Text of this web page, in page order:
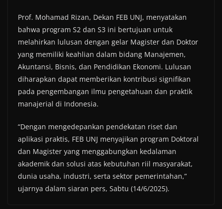
Prof. Mohamad Rizan, Dekan FEB UNJ, menyatakan
bahwa program S2 dan S3 ini bertujuan untuk
melahirkan lulusan dengan gelar Magister dan Doktor
yang memiliki keahlian dalam bidang Manajemen,
Akuntansi, Bisnis, dan Pendidikan Ekonomi. Lulusan
diharapkan dapat memberikan kontribusi signifikan
pada pengembangan ilmu pengetahuan dan praktik
manajerial di Indonesia.
“Dengan mengedepankan pendekatan riset dan
aplikasi praktis, FEB UNJ menyajikan program Doktoral
dan Magister yang menggabungkan kedalaman
akademik dan solusi atas kebutuhan riil masyarakat,
dunia usaha, industri, serta sektor pemerintahan,”
ujarnya dalam siaran pers, Sabtu (14/6/2025).